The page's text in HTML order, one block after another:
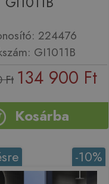
224476
GI1011B
Ft 134 900 Ft
Kosárba
-10%